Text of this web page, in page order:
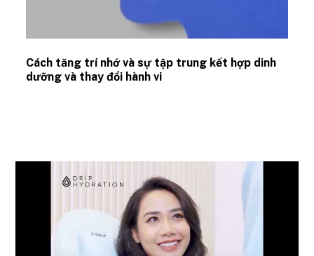
Cách tăng trí nhớ và sự tập trung kết hợp dinh
dưỡng và thay đổi hành vi